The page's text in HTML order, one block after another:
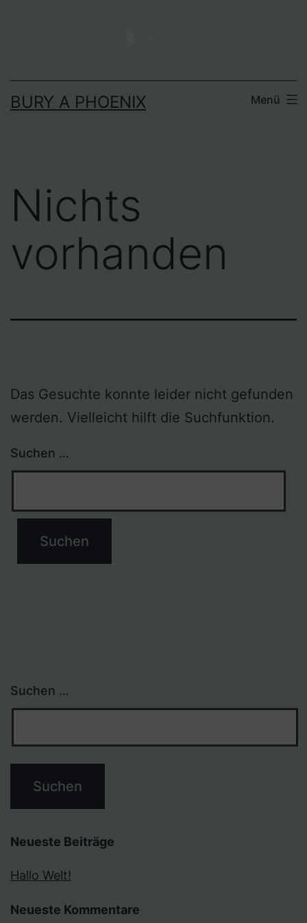
BURY A PHOENIX Menü
Nichts
vorhanden
Das Gesuchte konnte leider nicht gefunden
werden. Vielleicht hilft die Suchfunktion.
Suchen …
Suchen …
Neueste Beiträge
Hallo Welt!
Neueste Kommentare